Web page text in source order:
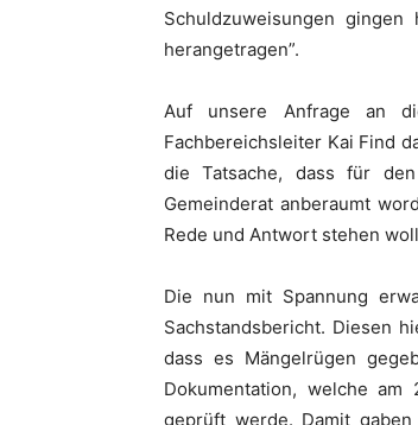
Schuldzuweisungen
herangetragen”.
Auf unsere Anfrage an
Fachbereichsleiter Kai Find
die Tatsache, dass für
Gemeinderat anberaumt
Rede und Antwort stehen
Die nun mit Spannung
Sachstandsbericht. Diesen
dass es Mängelrügen
Dokumentation, welche
geprüft werde. Damit